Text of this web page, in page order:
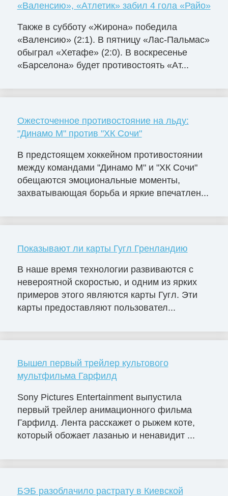
«Валенсию», «Атлетик» забил 4 гола «Райо»
Также в субботу «Жирона» победила
«Валенсию» (2:1). В пятницу «Лас-Пальмас»
обыграл «Хетафе» (2:0). В воскресенье
«Барселона» будет противостоять «Ат...
Ожесточенное противостояние на льду:
"Динамо М" против "ХК Сочи"
В предстоящем хоккейном противостоянии
между командами "Динамо М" и "ХК Сочи"
обещаются эмоциональные моменты,
захватывающая борьба и яркие впечатлен...
Показывают ли карты Гугл Гренландию
В наше время технологии развиваются с
невероятной скоростью, и одним из ярких
примеров этого являются карты Гугл. Эти
карты предоставляют пользовател...
Вышел первый трейлер культового
мультфильма Гарфилд
Sony Pictures Entertainment выпустила
первый трейлер анимационного фильма
Гарфилд. Лента расскажет о рыжем коте,
который обожает лазанью и ненавидит ...
БЭБ разоблачило растрату в Киевской